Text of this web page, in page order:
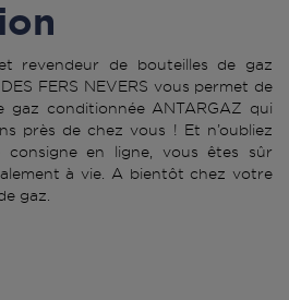
revendeur de bouteilles de gaz
FERS NEVERS vous permet de
gaz conditionnée ANTARGAZ qui
près de chez vous ! Et n’oubliez
en ligne, vous êtes sûr
à vie. A bientôt chez votre
gaz.